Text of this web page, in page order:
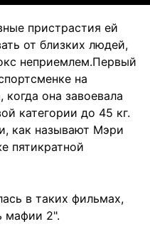
пристрастия ей
от близких людей,
неприемлем.Первый
на
она завоевала
категории до 45 кг.
как называют Мэри
пятикратной
в таких фильмах,
мафии 2".